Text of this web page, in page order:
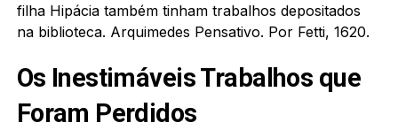
filha Hipácia também tinham trabalhos depositados
na biblioteca. Arquimedes Pensativo. Por Fetti, 1620.
Os Inestimáveis Trabalhos que
Foram Perdidos